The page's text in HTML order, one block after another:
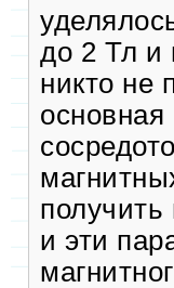
до 2 Тл и
никто не
основная
и эти